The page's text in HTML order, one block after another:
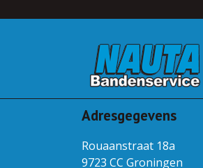
Adresgegevens
Rouaanstraat 18a
9723 CC Groningen